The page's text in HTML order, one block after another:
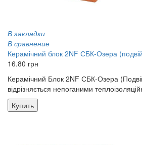
В закладки
В сравнение
Керамічний блок 2NF СБК-Озера
16.80 грн
Керамічний Блок 2NF СБК-Озера
відрізняється непоганими
Купить